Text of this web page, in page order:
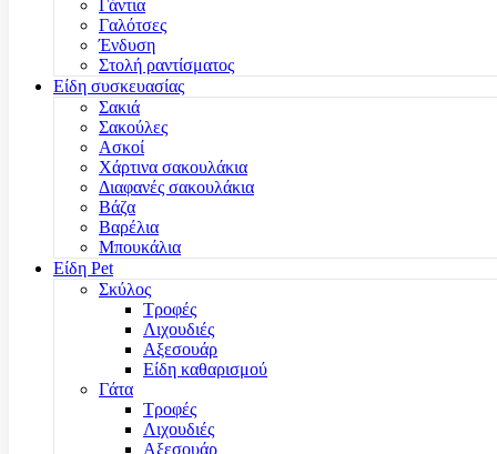
Γάντια
Γαλότσες
Ένδυση
Στολή ραντίσματος
Είδη συσκευασίας
Σακιά
Σακούλες
Ασκοί
Χάρτινα σακουλάκια
Διαφανές σακουλάκια
Βάζα
Βαρέλια
Μπουκάλια
Είδη Pet
Σκύλος
Τροφές
Λιχουδιές
Αξεσουάρ
Είδη καθαρισμού
Γάτα
Τροφές
Λιχουδιές
Αξεσουάρ